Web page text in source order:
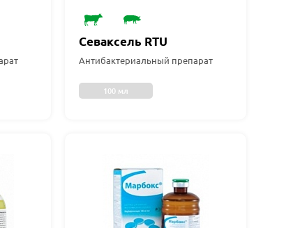
Севаксель RTU
Антибактериальный препарат
100 мл